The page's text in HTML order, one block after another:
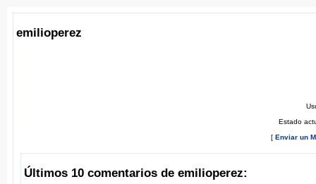
emilioperez
Estado
[ Enviar un
Últimos 10 comentarios de emilioperez: